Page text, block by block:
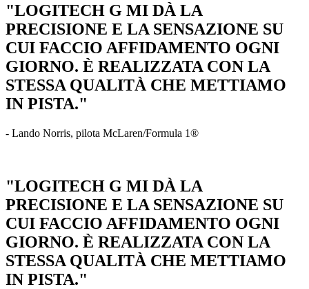
"LOGITECH G MI DÀ LA
PRECISIONE E LA SENSAZIONE SU
CUI FACCIO AFFIDAMENTO OGNI
GIORNO. È REALIZZATA CON LA
STESSA QUALITÀ CHE METTIAMO
IN PISTA."
- Lando Norris, pilota McLaren/Formula 1®
"LOGITECH G MI DÀ LA
PRECISIONE E LA SENSAZIONE SU
CUI FACCIO AFFIDAMENTO OGNI
GIORNO. È REALIZZATA CON LA
STESSA QUALITÀ CHE METTIAMO
IN PISTA."